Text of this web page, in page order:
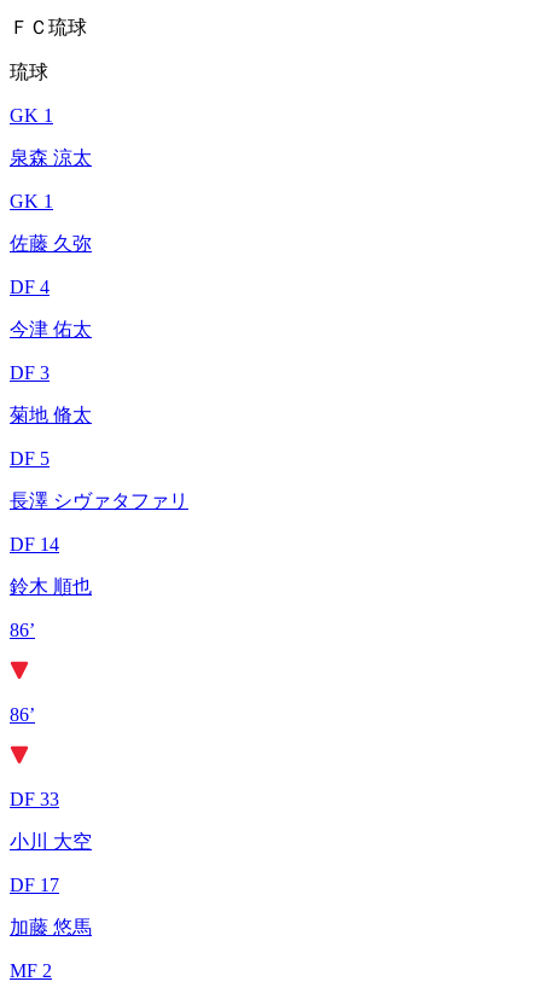
ＦＣ琉球
琉球
GK 1
泉森 涼太
GK 1
佐藤 久弥
DF 4
今津 佑太
DF 3
菊地 脩太
DF 5
長澤 シヴァタファリ
DF 14
鈴木 順也
86’
86’
DF 33
小川 大空
DF 17
加藤 悠馬
MF 2